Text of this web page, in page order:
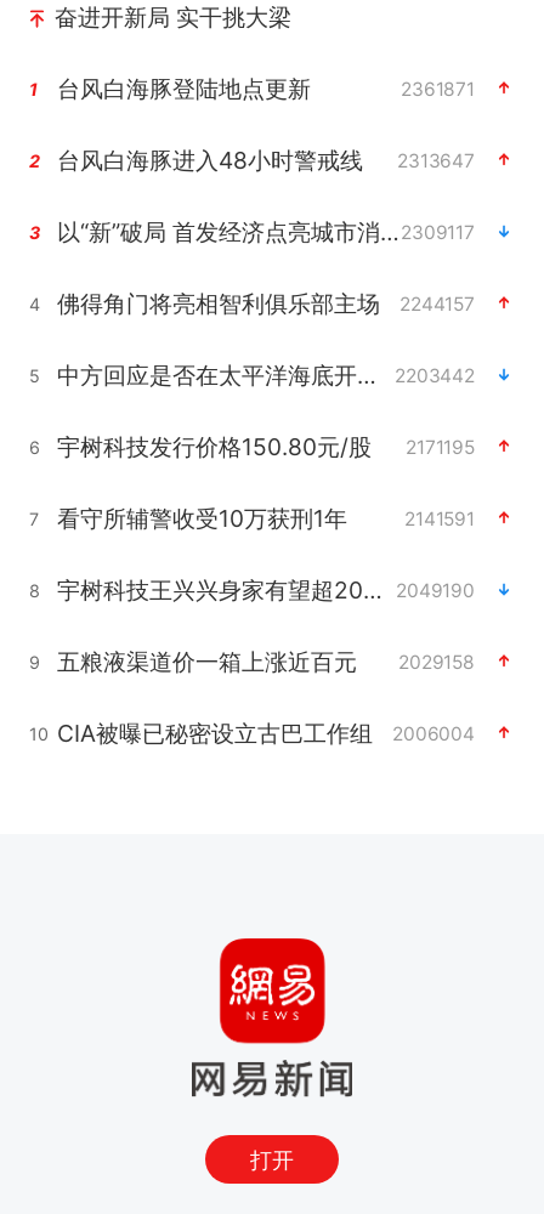
奋进开新局 实干挑大梁
1 台风白海豚登陆地点更新 2361871
2 台风白海豚进入48小时警戒线 2313647
3 以“新”破局 首发经济点亮城市消费活力2309117
4 佛得角门将亮相智利俱乐部主场 2244157
5 中方回应是否在太平洋海底开采稀土 2203442
6 宇树科技发行价格150.80元/股 2171195
7 看守所辅警收受10万获刑1年 2141591
8 宇树科技王兴兴身家有望超200亿元 2049190
9 五粮液渠道价一箱上涨近百元 2029158
10 CIA被曝已秘密设立古巴工作组 2006004
打开